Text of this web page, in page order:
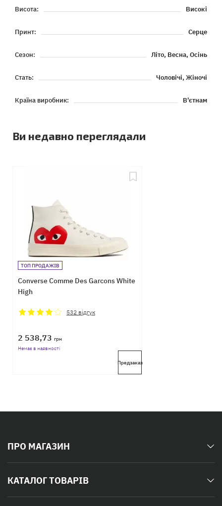
Висота: Високі
Принт: Серце
Сезон: Літо, Весна, Осінь
Стать: Чоловічі, Жіночі
Країна виробник: В'єтнам
Ви недавно переглядали
ТОП ПРОДАЖІВ
Converse Comme Des Garcons White
High
532 відгук
2 538,73 грн
Немає в наявності
Предзаказ
ПРО МАГАЗИН
КАТАЛОГ ТОВАРІВ